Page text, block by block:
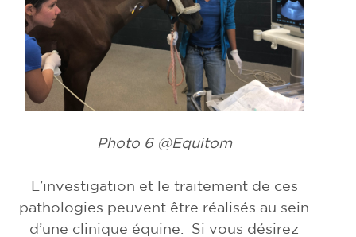
Photo 6 @Equitom
L’investigation et le traitement de ces
pathologies peuvent être réalisés au sein
d’une clinique équine. Si vous désirez